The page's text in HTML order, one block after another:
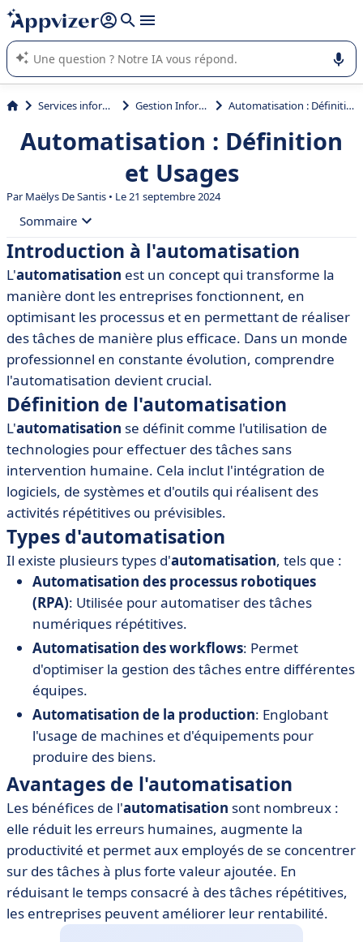
répondre (plusieurs lignes avec
L'IA de Appvizer vous guide dans l'utilisation ou la sélection de
logiciel SaaS en entreprise.
Services informatiques Gestion Informatique Automatisation : Définition et Usages
Automatisation : Définition
et Usages
ParMaëlys De Santis • Le 21 septembre 2024
Sommaire
• Introduction à l'automatisation
• Définition de l'automatisation
• Types d'automatisation
• Avantages de l'automatisation
• Outils et logiciels recommandés pour l'automatisation
• Citations d'utilisation de l'automatisation
• Meilleures pratiques pour implémenter
l'automatisation
• Conclusion
Introduction à l'automatisation
L'automatisation est un concept qui transforme la
manière dont les entreprises fonctionnent, en
optimisant les processus et en permettant de réaliser
des tâches de manière plus efficace. Dans un monde
professionnel en constante évolution, comprendre
l'automatisation devient crucial.
Définition de l'automatisation
L'automatisation se définit comme l'utilisation de
technologies pour effectuer des tâches sans
intervention humaine. Cela inclut l'intégration de
logiciels, de systèmes et d'outils qui réalisent des
activités répétitives ou prévisibles.
Types d'automatisation
Il existe plusieurs types d'automatisation, tels que :
Automatisation des processus robotiques
(RPA): Utilisée pour automatiser des tâches
numériques répétitives.
Automatisation des workflows: Permet
d'optimiser la gestion des tâches entre différentes
équipes.
Automatisation de la production: Englobant
l'usage de machines et d'équipements pour
produire des biens.
Avantages de l'automatisation
Les bénéfices de l'automatisation sont nombreux :
elle réduit les erreurs humaines, augmente la
productivité et permet aux employés de se concentrer
sur des tâches à plus forte valeur ajoutée. En
réduisant le temps consacré à des tâches répétitives,
les entreprises peuvent améliorer leur rentabilité.